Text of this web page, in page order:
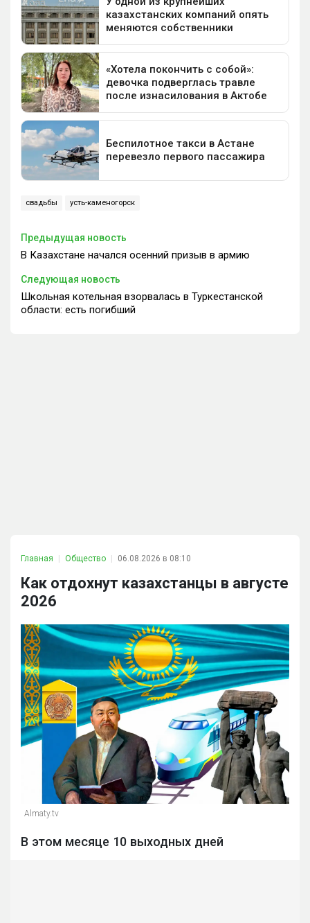
свадьбы усть-каменогорск
Предыдущая новость
В Казахстане начался осенний призыв в армию
Следующая новость
Школьная котельная взорвалась в Туркестанской
области: есть погибший
Главная Общество 06.08.2026 в 08:10
Как отдохнут казахстанцы в августе
2026
Almaty.tv
В этом месяце 10 выходных дней